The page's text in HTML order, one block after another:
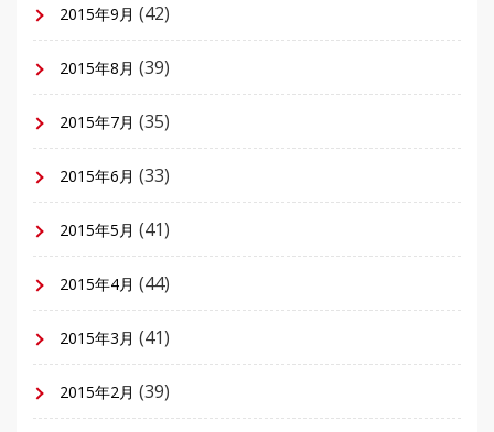
2015年9月 (42)
2015年8月 (39)
2015年7月 (35)
2015年6月 (33)
2015年5月 (41)
2015年4月 (44)
2015年3月 (41)
2015年2月 (39)